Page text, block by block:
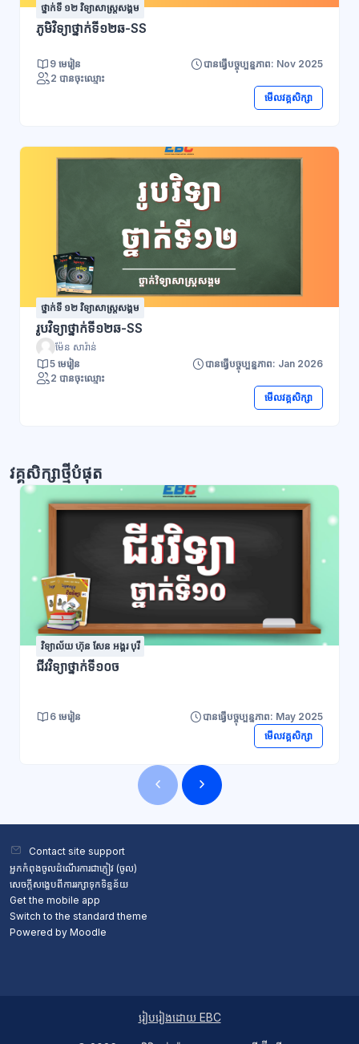
ថ្នាក់ទី ១២ វិទ្យាសាស្រ្តសង្គម
ភូមិវិទ្យាថ្នាក់ទី១២ឆ-SS
9 មេរៀន
បានធ្វើបច្ចុប្បន្នភាព: Nov 2025
2 បានចុះឈ្មោះ
មើលវគ្គសិក្សា
ថ្នាក់ទី ១២ វិទ្យាសាស្រ្តសង្គម
រូបវិទ្យាថ្នាក់ទី១២ឆ-SS
ម៉ែន សារ៉ាន់
5 មេរៀន
បានធ្វើបច្ចុប្បន្នភាព: Jan 2026
2 បានចុះឈ្មោះ
មើលវគ្គសិក្សា
វគ្គសិក្សាថ្មីបំផុត
វិទ្យាល័យ ហ៊ុន សែន អង្គរ បុរី
ជីវវិទ្យាថ្នាក់ទី១០ច
6 មេរៀន
បានធ្វើបច្ចុប្បន្នភាព: May 2025
មើលវគ្គសិក្សា
ប្លុក
Contact site support
អ្នកកំពុងចូលដំណើរការជាភ្ញៀវ (ចូល)
សេចក្តីសង្ខេបពីការរក្សាទុកទិន្នន័យ
Get the mobile app
Switch to the standard theme
Powered by Moodle
រៀបរៀងដោយ EBC